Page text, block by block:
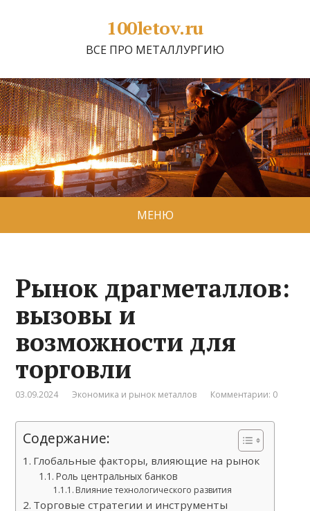
100letov.ru
ВСЕ ПРО МЕТАЛЛУРГИЮ
МЕНЮ
Рынок драгметаллов:
вызовы и
возможности для
торговли
03.09.2024 Экономика и рынок металлов Комментарии: 0
Содержание:
Глобальные факторы, влияющие на рынок
Роль центральных банков
Влияние технологического развития
Торговые стратегии и инструменты